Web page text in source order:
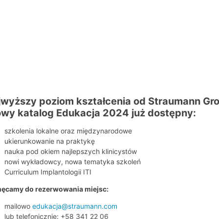
poziom kształcenia od Straumann
katalog Edukacja 2024 już dostępny:
szkolenia lokalne oraz międzynarodowe
ukierunkowanie na praktykę
nauka pod okiem najlepszych klinicystów
nowi wykładowcy, nowa tematyka szkoleń
Curriculum Implantologii ITI
do rezerwowania miejsc:
mailowo edukacja@straumann.com
lub telefonicznie: +58 341 22 06